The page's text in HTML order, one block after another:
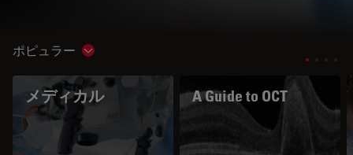
ポピュラー Show subnavigation
メディカル A Guide to OCT